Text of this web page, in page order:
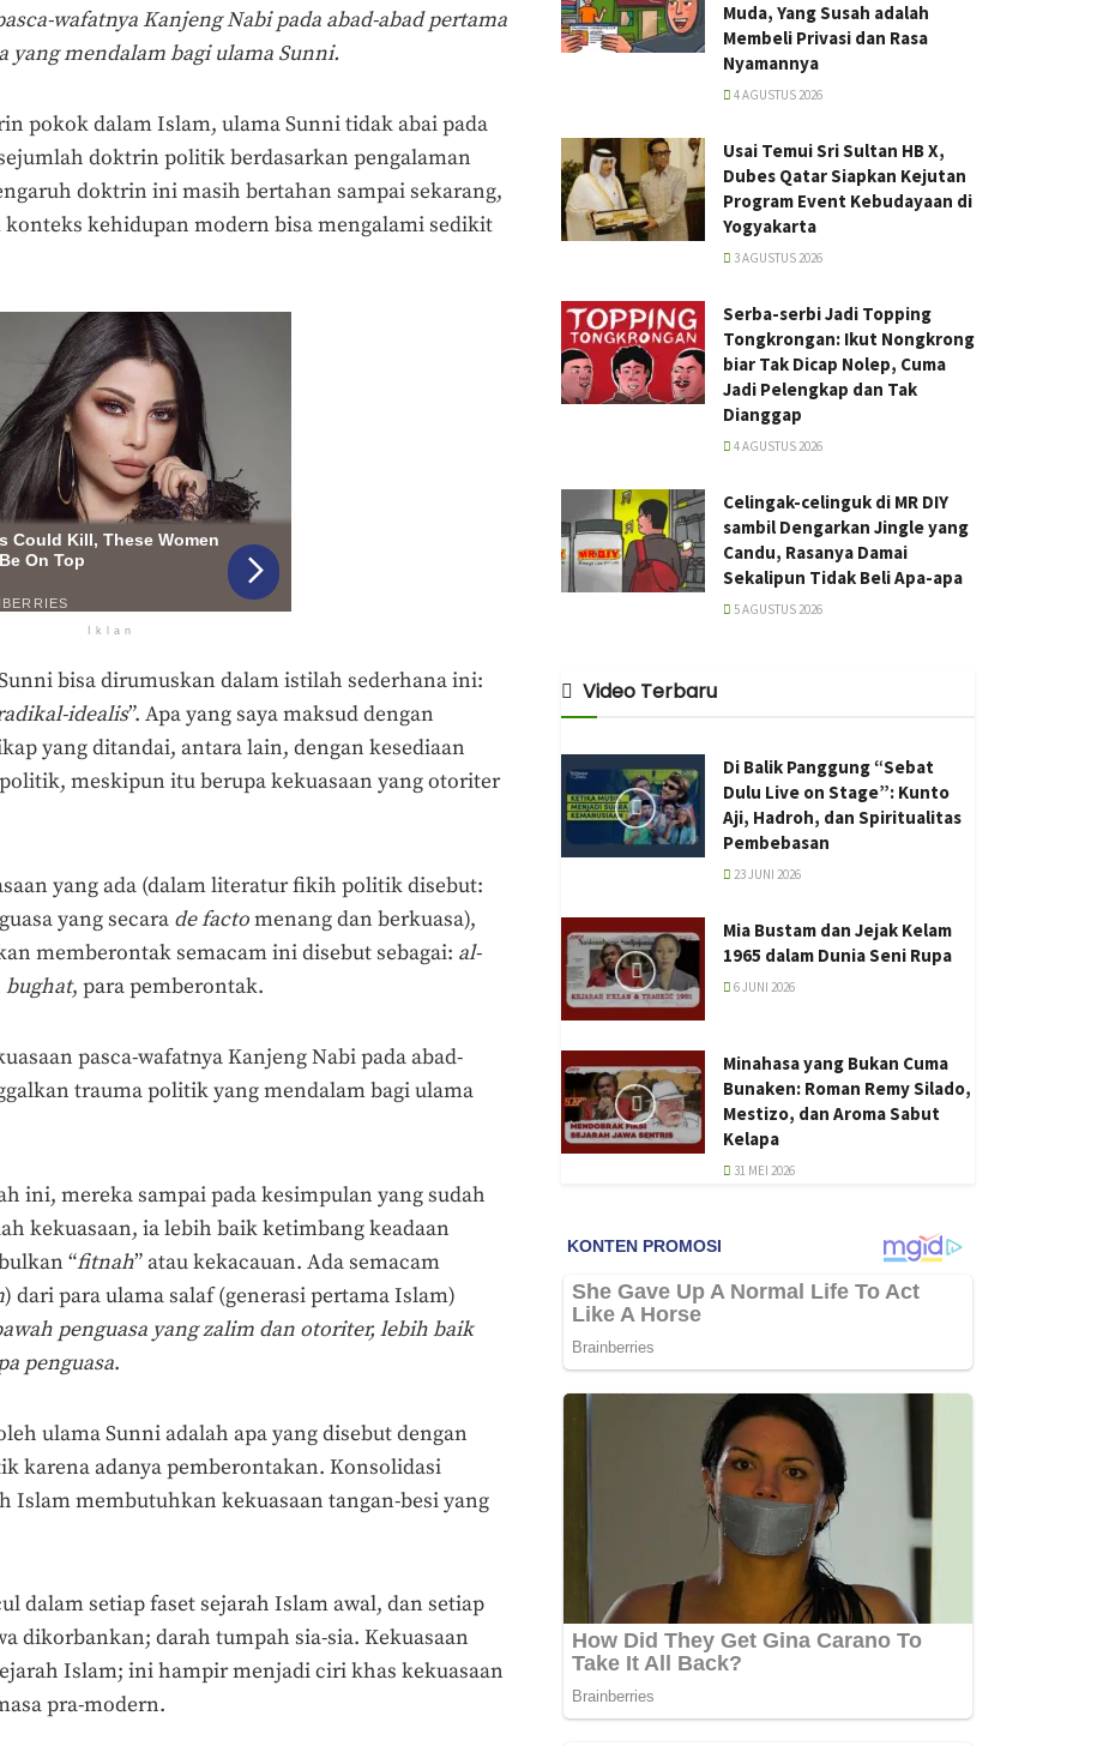
wafatnya Kanjeng Nabi pada abad-abad pertama
mendalam bagi ulama Sunni.
pokok dalam Islam, ulama Sunni tidak abai pada
doktrin politik berdasarkan pengalaman
doktrin ini masih bertahan sampai sekarang,
kehidupan modern bisa mengalami sedikit
Iklan
bisa dirumuskan dalam istilah sederhana ini:
idealis”. Apa yang saya maksud dengan
yang ditandai, antara lain, dengan kesediaan
meskipun itu berupa kekuasaan yang otoriter
yang ada (dalam literatur fikih politik disebut:
yang secara de factomenang dan berkuasa),
memberontak semacam ini disebut sebagai: al-
bughat, para pemberontak.
pasca-wafatnya Kanjeng Nabi pada abad-
trauma politik yang mendalam bagi ulama
ini, mereka sampai pada kesimpulan yang sudah
kekuasaan, ia lebih baik ketimbang keadaan
“fitnah” atau kekacauan. Ada semacam
) dari para ulama salaf (generasi pertama Islam)
penguasa yang zalim dan otoriter, lebih baik
penguasa.
ulama Sunni adalah apa yang disebut dengan
karena adanya pemberontakan. Konsolidasi
Islam membutuhkan kekuasaan tangan-besi yang
dalam setiap faset sejarah Islam awal, dan setiap
dikorbankan; darah tumpah sia-sia. Kekuasaan
Islam; ini hampir menjadi ciri khas kekuasaan
pra-modern.
Muda, Yang Susah adalah
Membeli Privasi dan Rasa
Nyamannya
4 AGUSTUS 2026
Usai Temui Sri Sultan HB X,
Dubes Qatar Siapkan Kejutan
Program Event Kebudayaan di
Yogyakarta
3 AGUSTUS 2026
Serba-serbi Jadi Topping
Tongkrongan: Ikut Nongkrong
biar Tak Dicap Nolep, Cuma
Jadi Pelengkap dan Tak
Dianggap
4 AGUSTUS 2026
Celingak-celinguk di MR DIY
sambil Dengarkan Jingle yang
Candu, Rasanya Damai
Sekalipun Tidak Beli Apa-apa
5 AGUSTUS 2026
Video Terbaru
Di Balik Panggung “Sebat
Dulu Live on Stage”: Kunto
Aji, Hadroh, dan Spiritualitas
Pembebasan
23 JUNI 2026
Mia Bustam dan Jejak Kelam
1965 dalam Dunia Seni Rupa
6 JUNI 2026
Minahasa yang Bukan Cuma
Bunaken: Roman Remy Silado,
Mestizo, dan Aroma Sabut
Kelapa
31 MEI 2026